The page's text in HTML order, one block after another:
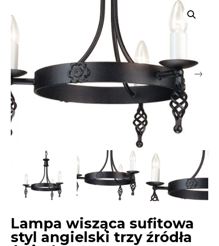
Lampa wisząca sufitowa
styl angielski trzy źródła